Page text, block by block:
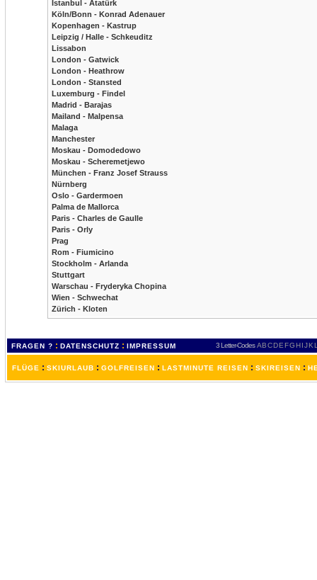
Istanbul - Atatürk
Köln/Bonn - Konrad Adenauer
Kopenhagen - Kastrup
Leipzig / Halle - Schkeuditz
Lissabon
London - Gatwick
London - Heathrow
London - Stansted
Luxemburg - Findel
Madrid - Barajas
Mailand - Malpensa
Malaga
Manchester
Moskau - Domodedowo
Moskau - Scheremetjewo
München - Franz Josef Strauss
Nürnberg
Oslo - Gardermoen
Palma de Mallorca
Paris - Charles de Gaulle
Paris - Orly
Prag
Rom - Fiumicino
Stockholm - Arlanda
Stuttgart
Warschau - Fryderyka Chopina
Wien - Schwechat
Zürich - Kloten
FRAGEN ? : DATENSCHUTZ : IMPRESSUM 3 Letter-Codes ABCDEFGH IJKL
FLÜGE : SKIURLAUB : GOLFREISEN : LASTMINUTE REISEN : SKIREISEN :